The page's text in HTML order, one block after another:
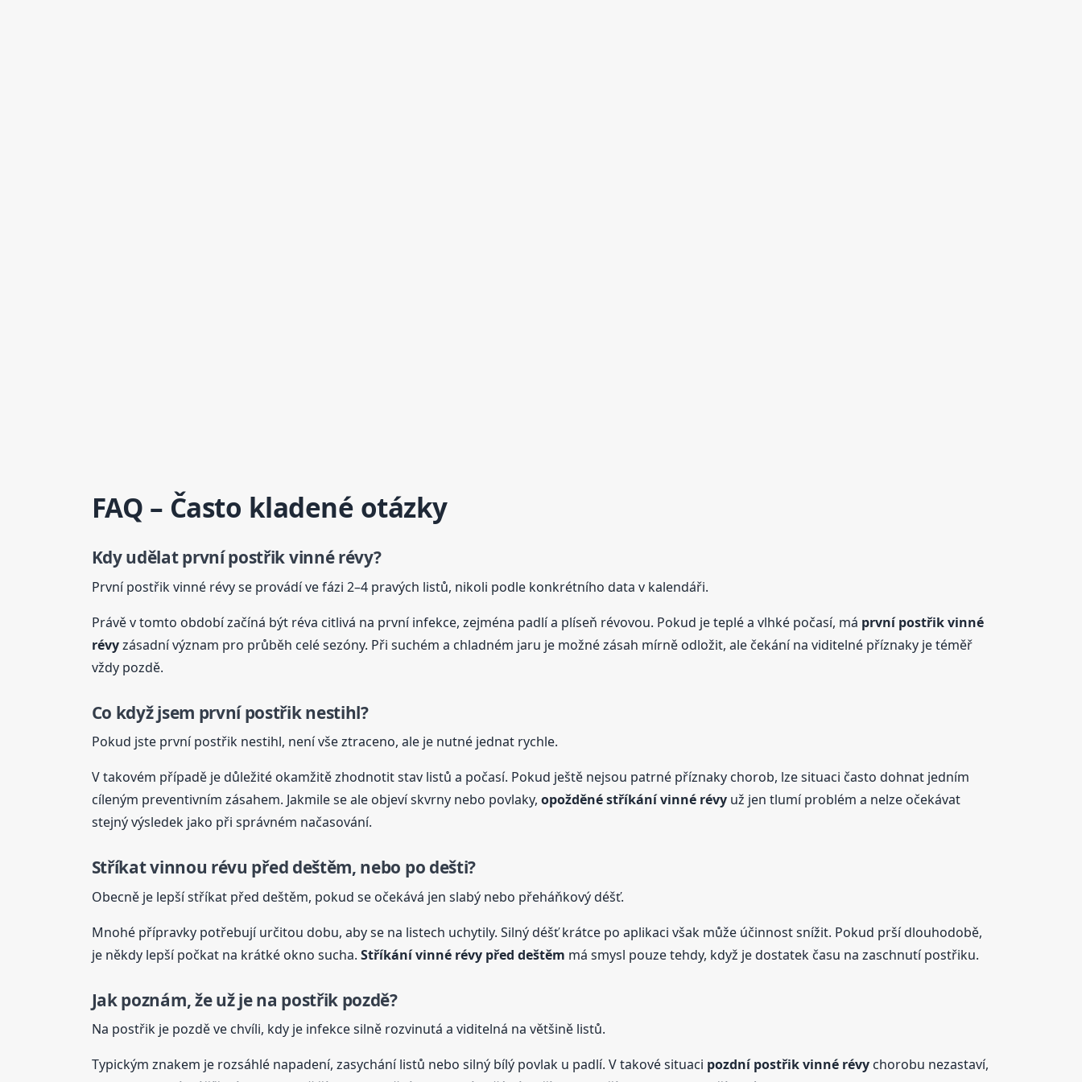
FAQ – Často kladené otázky
Kdy udělat první postřik vinné révy?
První postřik vinné révy se provádí ve fázi 2–4 pravých listů, nikoli podle konkrétního data v kalendáři.
Právě v tomto období začíná být réva citlivá na první infekce, zejména padlí a plíseň révovou. Pokud je teplé a vlhké počasí, má první postřik vinné
révyzásadní význam pro průběh celé sezóny. Při suchém a chladném jaru je možné zásah mírně odložit, ale čekání na viditelné příznaky je téměř
vždy pozdě.
Co když jsem první postřik nestihl?
Pokud jste první postřik nestihl, není vše ztraceno, ale je nutné jednat rychle.
V takovém případě je důležité okamžitě zhodnotit stav listů a počasí. Pokud ještě nejsou patrné příznaky chorob, lze situaci často dohnat jedním
cíleným preventivním zásahem. Jakmile se ale objeví skvrny nebo povlaky, opožděné stříkání vinné révyuž jen tlumí problém a nelze očekávat
stejný výsledek jako při správném načasování.
Stříkatvinnou révu před deštěm, nebo po dešti?
Obecně je lepší stříkat před deštěm, pokud se očekává jen slabý nebo přeháňkový déšť.
Mnohé přípravky potřebují určitou dobu, aby se na listech uchytily. Silný déšť krátce po aplikaci však může účinnost snížit. Pokud prší dlouhodobě,
je někdy lepší počkat na krátké okno sucha. Stříkání vinné révy před deštěm má smysl pouze tehdy, když je dostatek času na zaschnutí postřiku.
Jak poznám, že už je na postřik pozdě?
Na postřik je pozdě ve chvíli, kdy je infekce silně rozvinutá a viditelná na většině listů.
Typickým znakem je rozsáhlé napadení, zasychání listů nebo silný bílý povlak u padlí. V takové situaci pozdní postřik vinné révychorobu nezastaví,